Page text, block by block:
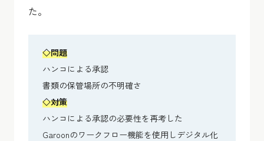
た。
◇問題
ハンコによる承認
書類の保管場所の不明確さ
◇対策
ハンコによる承認の必要性を再考した
Garoonのワークフロー機能を使用しデジタル化